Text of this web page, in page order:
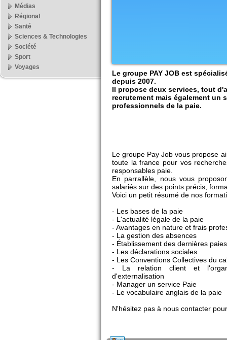
Le groupe PAY JOB est
depuis 2007.
Il propose deux services, tout
recrutement mais également un
professionnels de la paie.
Le groupe Pay Job vous propose
toute la france pour vos
responsables paie.
En parrallèle, nous vous
salariés sur des points précis,
Voici un petit résumé de nos
- Les bases de la paie
- L'actualité légale de la paie
- Avantages en nature et frais
- La gestion des absences
- Établissement des dernières paies
- Les déclarations sociales
- Les Conventions Collectives du
- La relation client et
d'externalisation
- Manager un service Paie
- Le vocabulaire anglais de la paie
N'hésitez pas à nous contacter
Médias
Régional
Santé
Sciences & Technologies
Société
Sport
Voyages